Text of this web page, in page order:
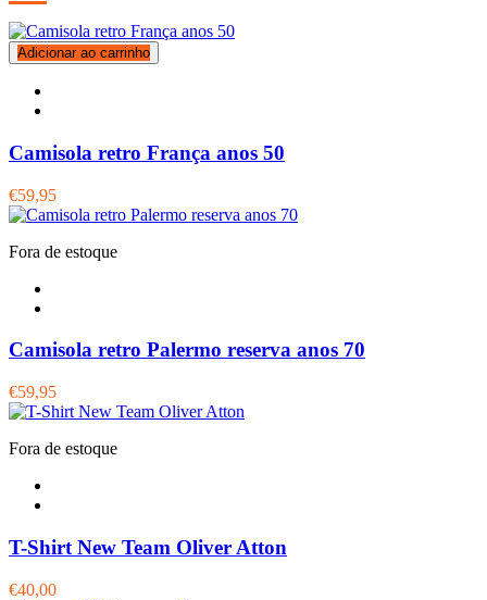
Adicionar ao carrinho
Camisola retro França anos 50
€59,95
Fora de estoque
Camisola retro Palermo reserva anos 70
€59,95
Fora de estoque
T-Shirt New Team Oliver Atton
€40,00